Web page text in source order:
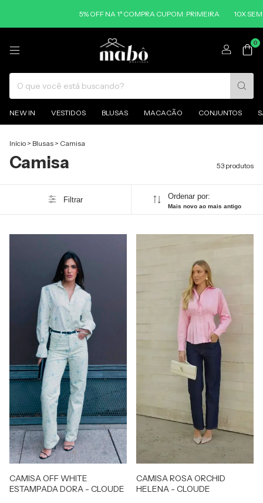
5% OFF NA 1ª COMPRA CUPOM: PRIMEIRA 10X SEM JUROS NO CARTÃO
0
NEW IN VESTIDOS BLUSAS MACACÃO CONJUNTOS
Início > Blusas > Camisa
Camisa 53 produtos
Filtrar Ordenar por:
Mais novo ao mais antigo
CAMISA OFF WHITE
ESTAMPADA DORA - CLOUDE
CAMISA ROSA ORCHID
HELENA - CLOUDE